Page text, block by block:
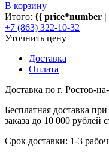
В корзину
Итого: {{ price*number |
+7 (863) 322-10-32
Уточнить цену
Доставка
Оплата
Доставка по г. Ростов-
Бесплатная доставка
заказа до 10 000 рублей
Срок доставки: 1-3